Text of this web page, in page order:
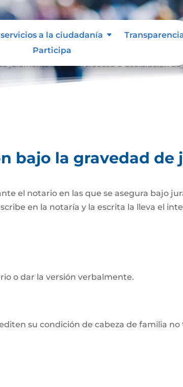
a la ciudadanía
Participa
juramento Extra-proceso o declaración
bajo la gravedad de
el notario en las que se asegura bajo
en la notaría y la escrita la lleva el
o dar la versión verbalmente.
su condición de cabeza de familia